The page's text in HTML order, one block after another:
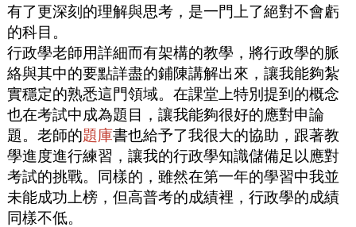
有了更深刻的理解與思考，是一門上了絕對不會虧
的科目。
行政學老師用詳細而有架構的教學，將行政學的脈
絡與其中的要點詳盡的鋪陳講解出來，讓我能夠紮
實穩定的熟悉這門領域。在課堂上特別提到的概念
也在考試中成為題目，讓我能夠很好的應對申論
題。老師的題庫書也給予了我很大的協助，跟著教
學進度進行練習，讓我的行政學知識儲備足以應對
考試的挑戰。同樣的，雖然在第一年的學習中我並
未能成功上榜，但高普考的成績裡，行政學的成績
同樣不低。